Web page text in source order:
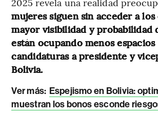
mujeres siguen sin acceder a los
mayor visibilidad y probabilidad
están ocupando menos espacios
candidaturas a presidente y
Bolivia.
Ver más: Espejismo en Bolivia:
muestran los bonos esconde